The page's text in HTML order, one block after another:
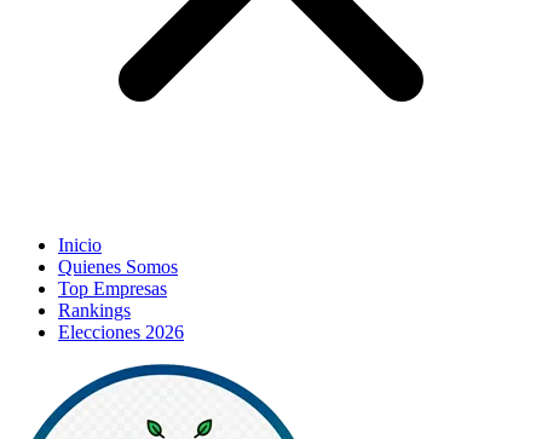
Inicio
Quienes Somos
Top Empresas
Rankings
Elecciones 2026